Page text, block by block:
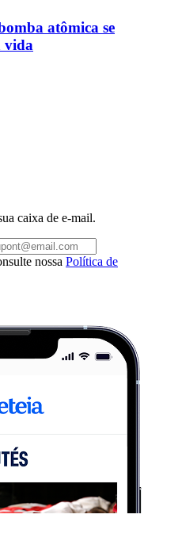
atômica se
vida
caixa de e-mail.
nossa Política de